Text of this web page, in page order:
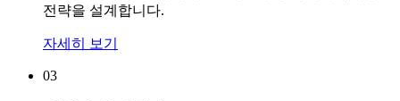
전략을 설계합니다.
자세히 보기
03